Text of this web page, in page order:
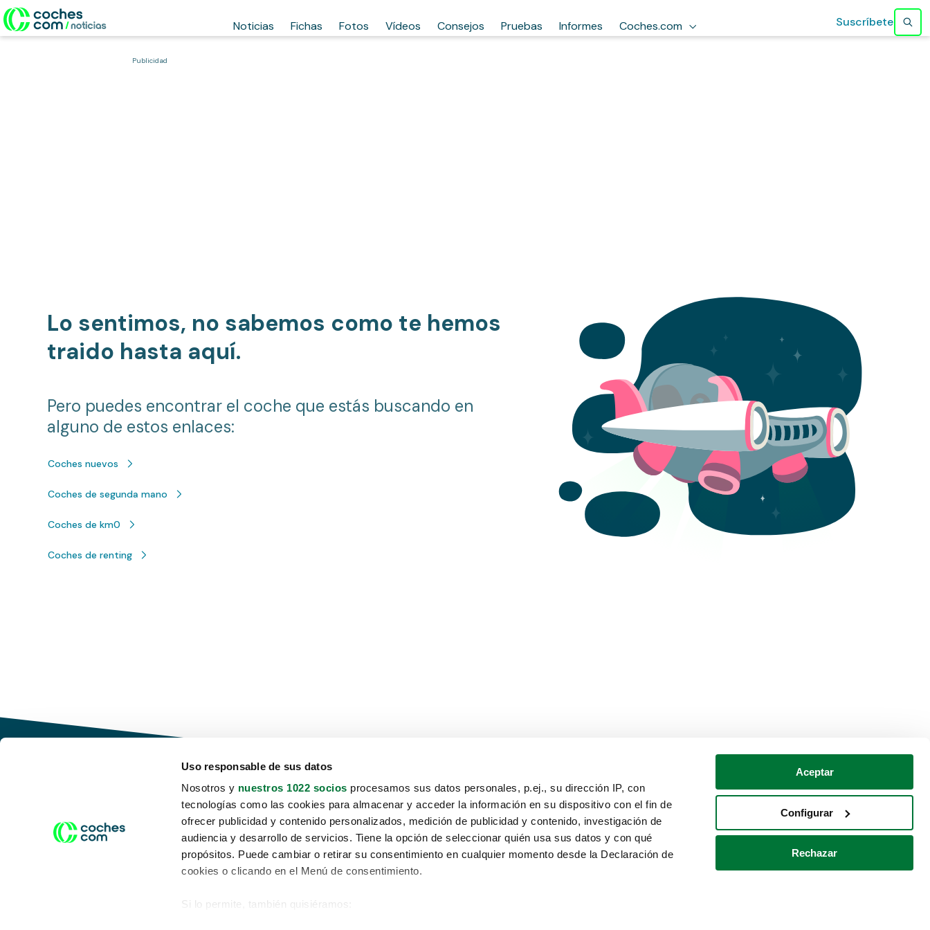
Uso responsable de sus datos
Nosotros y nuestros 1022 socios procesamos sus datos personales, p.ej., su dirección IP, con
tecnologías como las cookies para almacenar y acceder la información en su dispositivo con el fin de
ofrecer publicidad y contenido personalizados, medición de publicidad y contenido, investigación de
audiencia y desarrollo de servicios. Tiene la opción de seleccionar quién usa sus datos y con qué
propósitos. Puede cambiar o retirar su consentimiento en cualquier momento desde la Declaración de
cookies o clicando en el Menú de consentimiento.
Si lo permite, también quisiéramos:
Aceptar
Configurar
Rechazar
Noticias Fichas Fotos Vídeos Consejos Pruebas Informes Coches.com Suscríbete
Publicidad
Lo sentimos, no sabemos como te hemos
traido hasta aquí.
Pero puedes encontrar el coche que estás buscando en
alguno de estos enlaces:
Coches nuevos
Coches de segunda mano
Coches de km0
Coches de renting
Conduce tu futuro,
desata tu movilidad